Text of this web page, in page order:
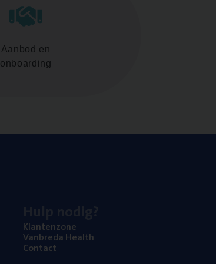
Aanbod en
onboarding
Klan­ten­zo­ne
Van­b­re­da Health
Con­tact